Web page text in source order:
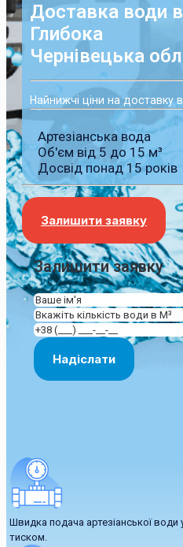
Доставка води
Глибока
Чернівецька
Найнижчі ціни на доставку
Артезіанська вода
Об'єм від 5 до 15 м³
Досвід понад 15 років
Залишити заявку
Залишити заявку
Швидка подача артезіанської
тиском.